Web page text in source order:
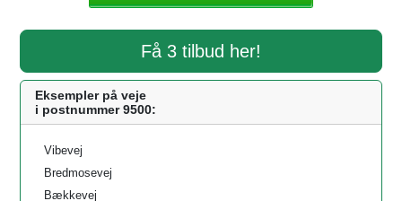
Få 3 tilbud her!
Eksempler på veje
i postnummer 9500:
Vibevej
Bredmosevej
Bækkevej